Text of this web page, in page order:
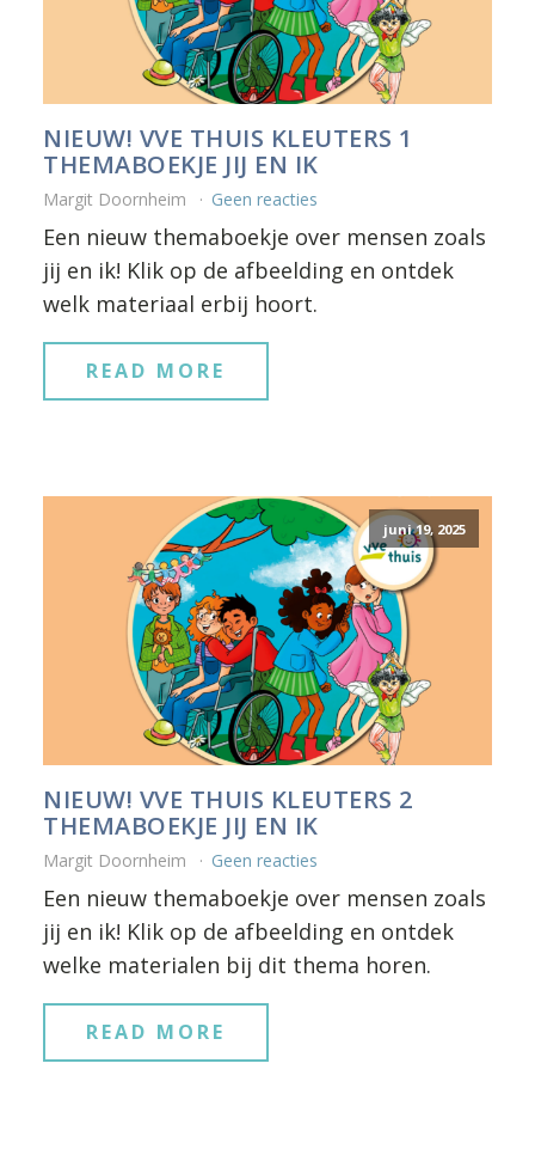
NIEUW! VVE THUIS KLEUTERS 1
THEMABOEKJE JIJ EN IK
Margit Doornheim Geen reacties
Een nieuw themaboekje over mensen zoals
jij en ik! Klik op de afbeelding en ontdek
welk materiaal erbij hoort.
READ MORE
juni 19, 2025
NIEUW! VVE THUIS KLEUTERS 2
THEMABOEKJE JIJ EN IK
Margit Doornheim Geen reacties
Een nieuw themaboekje over mensen zoals
jij en ik! Klik op de afbeelding en ontdek
welke materialen bij dit thema horen.
READ MORE